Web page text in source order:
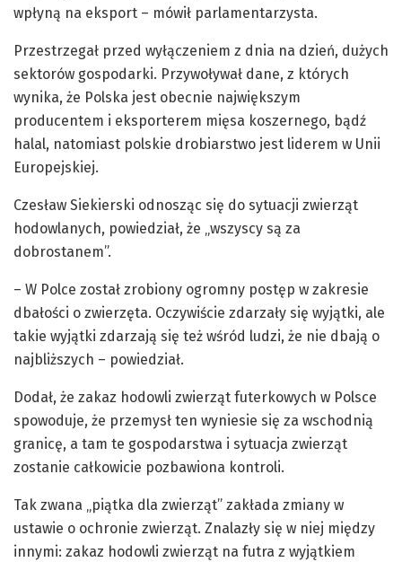
wpłyną na eksport – mówił parlamentarzysta.
Przestrzegał przed wyłączeniem z dnia na dzień, dużych
sektorów gospodarki. Przywoływał dane, z których
wynika, że Polska jest obecnie największym
producentem i eksporterem mięsa koszernego, bądź
halal, natomiast polskie drobiarstwo jest liderem w Unii
Europejskiej.
Czesław Siekierski odnosząc się do sytuacji zwierząt
hodowlanych, powiedział, że „wszyscy są za
dobrostanem”.
– W Polce został zrobiony ogromny postęp w zakresie
dbałości o zwierzęta. Oczywiście zdarzały się wyjątki, ale
takie wyjątki zdarzają się też wśród ludzi, że nie dbają o
najbliższych – powiedział.
Dodał, że zakaz hodowli zwierząt futerkowych w Polsce
spowoduje, że przemysł ten wyniesie się za wschodnią
granicę, a tam te gospodarstwa i sytuacja zwierząt
zostanie całkowicie pozbawiona kontroli.
Tak zwana „piątka dla zwierząt” zakłada zmiany w
ustawie o ochronie zwierząt. Znalazły się w niej między
innymi: zakaz hodowli zwierząt na futra z wyjątkiem